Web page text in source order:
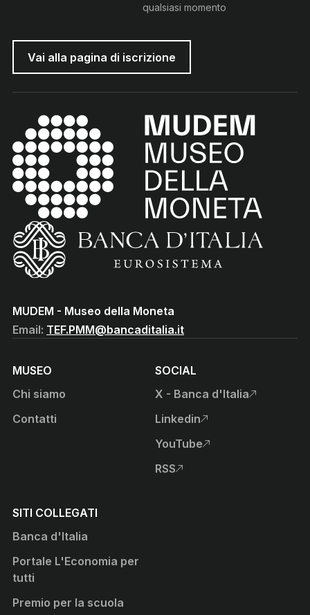
qualsiasi momento
Vai alla pagina di iscrizione
MUDEM - Museo della Moneta
(torna all'home page)
MUDEM - Museo della Moneta
Email: TEF.PMM@bancaditalia.it
MUSEO
Chi siamo
Contatti
SOCIAL
X - Banca d'Italia
, apre sito esterno in nuova
Linkedin
, apre sito esterno in nuova
YouTube
, apre sito esterno in nuova
RSS
, apre sito esterno in nuova
SITI COLLEGATI
Banca d'Italia
Portale L'Economia per
tutti
Premio per la scuola